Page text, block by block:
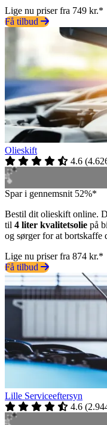
Lige nu priser fra 749 kr.*
Få tilbud
Olieskift
4.6 (
Spar i gennemsnit 52%*
Bestil dit olieskift online.
til 4 liter kvalitetsolie på
og sørger for at bortskaffe
Lige nu priser fra 874 kr.*
Få tilbud
Lille Serviceeftersyn
4.6 (